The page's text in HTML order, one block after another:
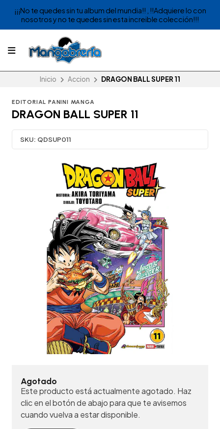
¡¡¡No te quedes sin tu album del mundia!! , !!Adquiere lo con
nosotros y no te quedes sin esta increible colección!!!
Inicio Accion DRAGON BALL SUPER 11
EDITORIAL PANINI MANGA
DRAGON BALL SUPER 11
SKU: QDSUP011
Agotado
Este producto está actualmente agotado. Haz
clic en el botón de abajo para que te avisemos
cuando vuelva a estar disponible.